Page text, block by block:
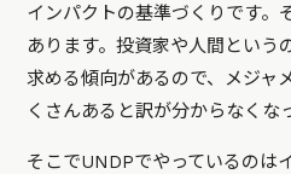
インパクトの基準づくりです。
あります。投資家や人間という
求める傾向があるので、メジャ
くさんあると訳が分からなくな
そこでUNDPでやっているのは